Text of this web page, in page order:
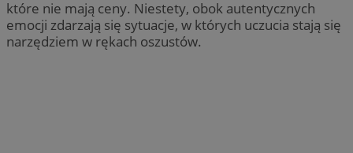
które nie mają ceny. Niestety, obok autentycznych
emocji zdarzają się sytuacje, w których uczucia stają się
narzędziem w rękach oszustów.